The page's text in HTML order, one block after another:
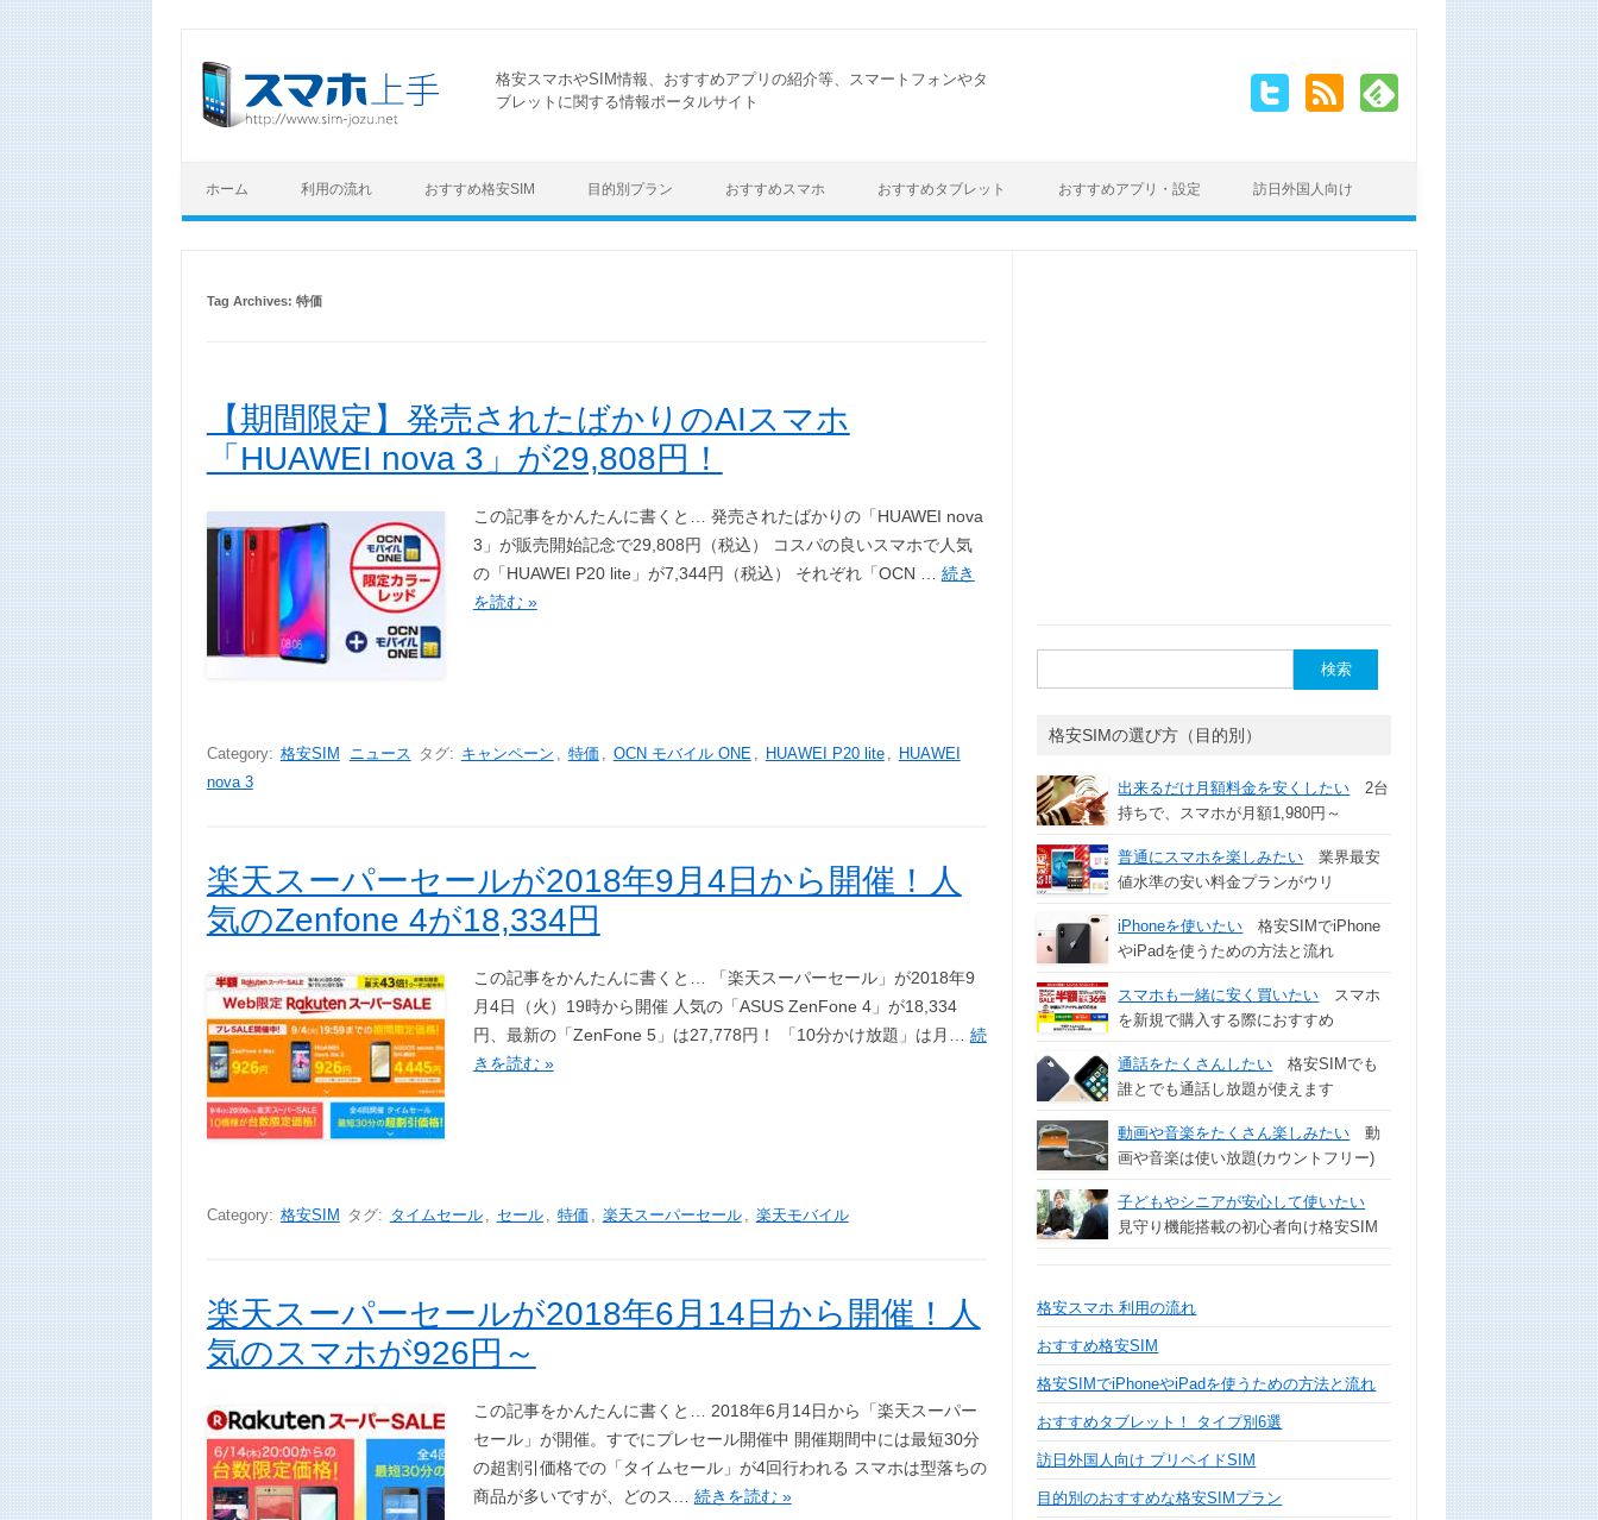
格安スマホやSIM情報、おすすめアプリの紹介等、スマートフォンやタ
ブレットに関する情報ポータルサイト
ホーム 利用の流れ おすすめ格安SIM 目的別プラン おすすめスマホ おすすめタブレット おすすめアプリ・設定 訪日外国人向け
Tag Archives: 特価
【期間限定】発売されたばかりのAIスマホ
「HUAWEI nova 3」が29,808円！
この記事をかんたんに書くと… 発売されたばかりの「HUAWEI nova
3」が販売開始記念で29,808円（税込） コスパの良いスマホで人気
の「HUAWEI P20 lite」が7,344円（税込） それぞれ「OCN … 続き
を読む »
Category: 格安SIM ニュース タグ: キャンペーン , 特価 , OCN モバイル ONE , HUAWEI P20 lite , HUAWEI
nova 3
楽天スーパーセールが2018年9月4日から開催！人
気のZenfone 4が18,334円
この記事をかんたんに書くと… 「楽天スーパーセール」が2018年9
月4日（火）19時から開催 人気の「ASUS ZenFone 4」が18,334
円、最新の「ZenFone 5」は27,778円！ 「10分かけ放題」は月… 続
きを読む »
Category: 格安SIM タグ: タイムセール , セール , 特価 , 楽天スーパーセール , 楽天モバイル
楽天スーパーセールが2018年6月14日から開催！人
気のスマホが926円～
この記事をかんたんに書くと… 2018年6月14日から「楽天スーパー
セール」が開催。すでにプレセール開催中 開催期間中には最短30分
の超割引価格での「タイムセール」が4回行われる スマホは型落ちの
商品が多いですが、どのス… 続きを読む »
索:
格安SIMの選び方（目的別）
出来るだけ月額料金を安くしたい 2台
持ちで、スマホが月額1,980円～
普通にスマホを楽しみたい 業界最安
値水準の安い料金プランがウリ
iPhoneを使いたい 格安SIMでiPhone
やiPadを使うための方法と流れ
スマホも一緒に安く買いたい スマホ
を新規で購入する際におすすめ
通話をたくさんしたい 格安SIMでも
誰とでも通話し放題が使えます
動画や音楽をたくさん楽しみたい 動
画や音楽は使い放題(カウントフリー)
子どもやシニアが安心して使いたい
見守り機能搭載の初心者向け格安SIM
格安スマホ 利用の流れ
おすすめ格安SIM
格安SIMでiPhoneやiPadを使うための方法と流れ
おすすめタブレット！ タイプ別6選
訪日外国人向け プリペイドSIM
目的別のおすすめな格安SIMプラン